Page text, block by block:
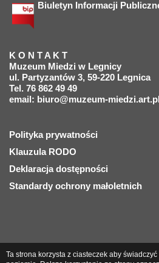
Biuletyn Informacji
K O N T A K T
Muzeum Miedzi w Legnicy
ul. Partyzantów 3, 59-220 Legnica
Tel. 76 862 49 49
email: biuro@muzeum-miedzi.art.pl
Polityka prywatności
Klauzula RODO
Deklaracja dostępności
Standardy ochrony małoletnich
Ta strona korzysta z ciasteczek aby